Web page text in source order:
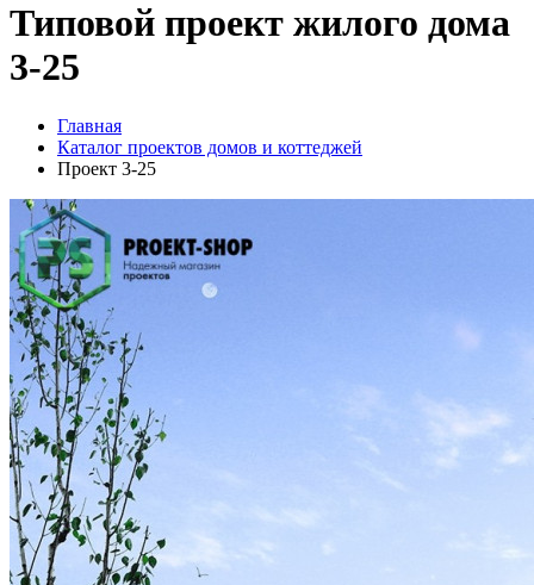
Типовой проект жилого дома
3-25
Главная
Каталог проектов домов и коттеджей
Проект 3-25